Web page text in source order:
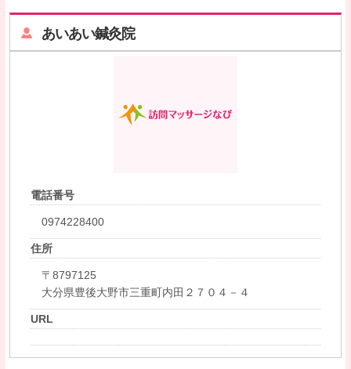
あいあい鍼灸院
電話番号
0974228400
住所
〒8797125
大分県豊後大野市三重町内田２７０４－４
URL